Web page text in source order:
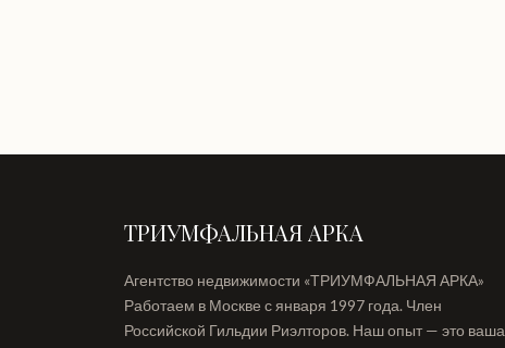
ТРИУМФАЛЬНАЯ АРКА
Агентство недвижимости «ТРИУМФАЛЬНАЯ АРКА»
Работаем в Москве с января 1997 года. Член
Российской Гильдии Риэлторов. Наш опыт — это ваша